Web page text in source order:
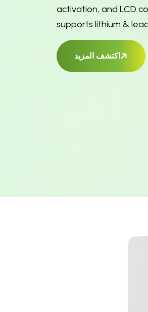
activation, and LCD
supports lithium &
اكتشف المزيد